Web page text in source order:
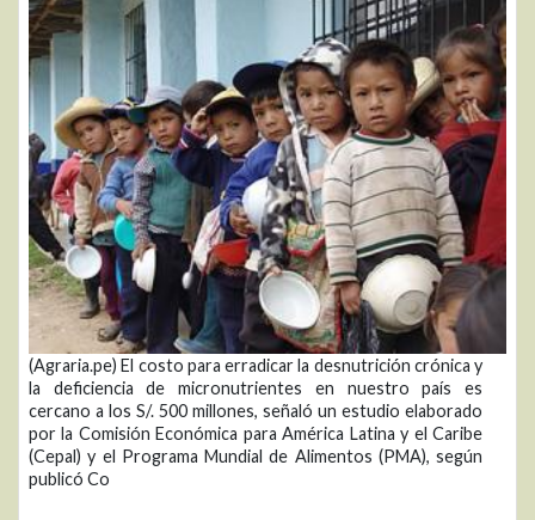
(Agraria.pe) El costo para erradicar la desnutrición crónica y
la deficiencia de micronutrientes en nuestro país es
cercano a los S/. 500 millones, señaló un estudio elaborado
por la Comisión Económica para América Latina y el Caribe
(Cepal) y el Programa Mundial de Alimentos (PMA), según
publicó Co